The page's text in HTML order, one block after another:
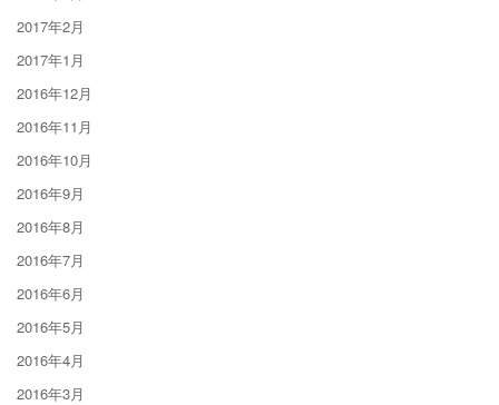
2017年2月
2017年1月
2016年12月
2016年11月
2016年10月
2016年9月
2016年8月
2016年7月
2016年6月
2016年5月
2016年4月
2016年3月